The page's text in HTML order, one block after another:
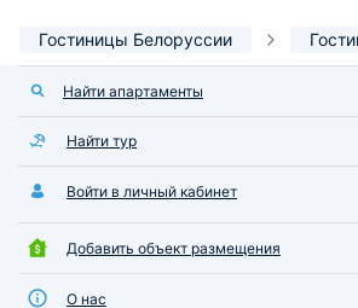
Гостиницы Белоруссии
Найти апартаменты
Найти тур
Войти в личный кабинет
Добавить объект размещения
О нас